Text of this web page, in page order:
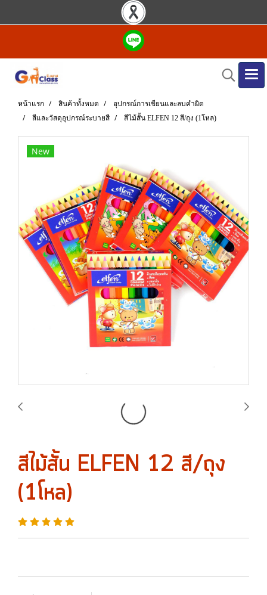
หน้าแรก สินค้าทั้งหมด
อุปกรณ์การเขียนและลบคำผิด
สีและวัสดุอุปกรณ์ระบายสี
สีไม้สั้น ELFEN 12 สี/ถุง (1โหล)
New
สีไม้สั้น ELFEN 12 สี/ถุง
(1โหล)